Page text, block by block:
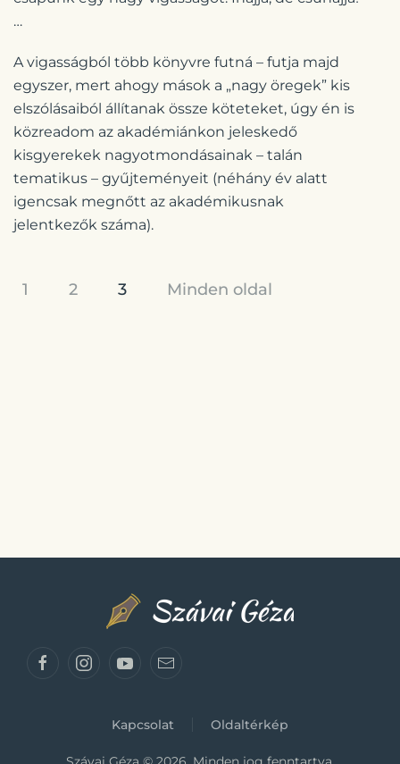
…
A vigasságból több könyvre futná – futja majd
egyszer, mert ahogy mások a „nagy öregek” kis
elszólásaiból állítanak össze köteteket, úgy én is
közreadom az akadémiánkon jeleskedő
kisgyerekek nagyotmondásainak – talán
tematikus – gyűjteményeit (néhány év alatt
igencsak megnőtt az akadémikusnak
jelentkezők száma).
1 2 3 Minden oldal
Kapcsolat Oldaltérkép